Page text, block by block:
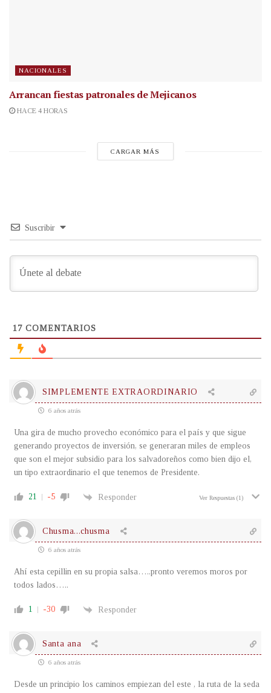
NACIONALES
Arrancan fiestas patronales de Mejicanos
HACE 4 HORAS
CARGAR MÁS
Suscribir
17 COMENTARIOS
SIMPLEMENTE EXTRAORDINARIO
6 años atrás
Una gira de mucho provecho económico para el país y que sigue
generando proyectos de inversión, se generaran miles de empleos
que son el mejor subsidio para los salvadoreños como bien dijo el,
un tipo extraordinario el que tenemos de Presidente.
21 -5 Responder Ver Respuestas (1)
Chusma...chusma
6 años atrás
Ahí esta cepillin en su propia salsa…..pronto veremos moros por
todos lados…..
1 -30 Responder
Santa ana
6 años atrás
Desde un principio los caminos empiezan del este , la ruta de la seda